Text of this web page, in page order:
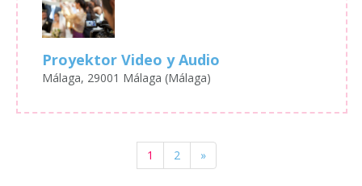
Proyektor Video y Audio
Málaga, 29001 Málaga (Málaga)
1 2 »